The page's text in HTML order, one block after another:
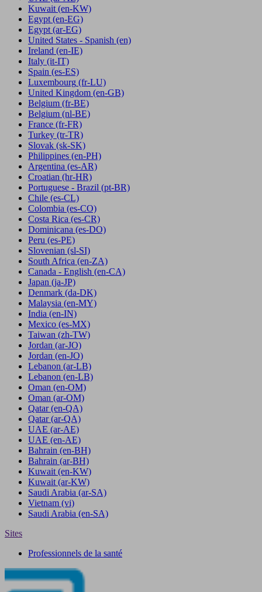
Kuwait (en-KW)
Egypt (en-EG)
Egypt (ar-EG)
United States - Spanish (en)
Ireland (en-IE)
Italy (it-IT)
Spain (es-ES)
Luxembourg (fr-LU)
United Kingdom (en-GB)
Belgium (fr-BE)
Belgium (nl-BE)
France (fr-FR)
Turkey (tr-TR)
Slovak (sk-SK)
Philippines (en-PH)
Argentina (es-AR)
Croatian (hr-HR)
Portuguese - Brazil (pt-BR)
Chile (es-CL)
Colombia (es-CO)
Costa Rica (es-CR)
Dominicana (es-DO)
Peru (es-PE)
Slovenian (sl-SI)
South Africa (en-ZA)
Canada - English (en-CA)
Japan (ja-JP)
Denmark (da-DK)
Malaysia (en-MY)
India (en-IN)
Mexico (es-MX)
Taiwan (zh-TW)
Jordan (ar-JO)
Jordan (en-JO)
Lebanon (ar-LB)
Lebanon (en-LB)
Oman (en-OM)
Oman (ar-OM)
Qatar (en-QA)
Qatar (ar-QA)
UAE (ar-AE)
UAE (en-AE)
Bahrain (en-BH)
Bahrain (ar-BH)
Kuwait (en-KW)
Kuwait (ar-KW)
Saudi Arabia (ar-SA)
Vietnam (vi)
Saudi Arabia (en-SA)
Sites
Professionnels de la santé